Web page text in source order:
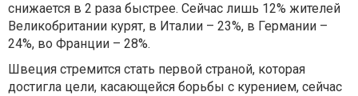
снижается в 2 раза быстрее. Сейчас лишь 12% жителей
Великобритании курят, в Италии – 23%, в Германии –
24%, во Франции – 28%.
Швеция стремится стать первой страной, которая
достигла цели, касающейся борьбы с курением, сейчас